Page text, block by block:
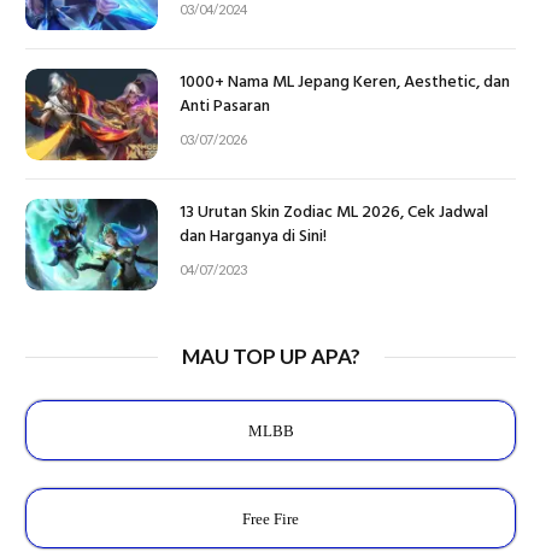
03/04/2024
1000+ Nama ML Jepang Keren, Aesthetic, dan
Anti Pasaran
03/07/2026
13 Urutan Skin Zodiac ML 2026, Cek Jadwal
dan Harganya di Sini!
04/07/2023
MAU TOP UP APA?
MLBB
Free Fire